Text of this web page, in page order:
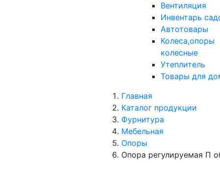
Вентиляция
Инвентарь
Автотовары
Колеса,опоры
колесные
Утеплитель
Товары для
Главная
Каталог продукции
Фурнитура
Мебельная
Опоры
Опора регулируемая П